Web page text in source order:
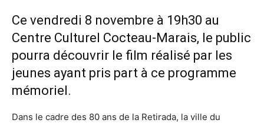
Ce vendredi 8 novembre à 19h30 au
Centre Culturel Cocteau-Marais, le public
pourra découvrir le film réalisé par les
jeunes ayant pris part à ce programme
mémoriel.
Dans le cadre des 80 ans de la Retirada, la ville du